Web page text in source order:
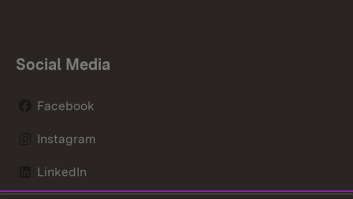
Social Media
Facebook
Instagram
LinkedIn